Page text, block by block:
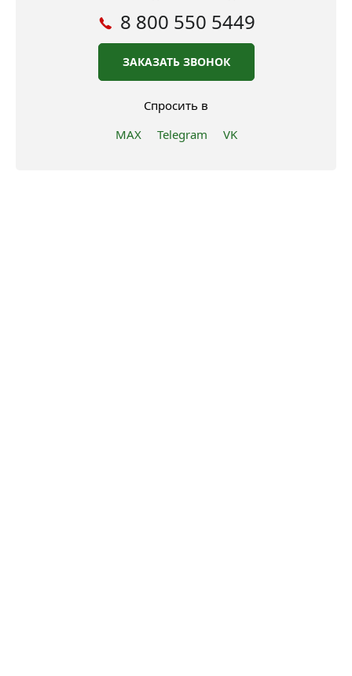
8 800 550 5449
ЗАКАЗАТЬ ЗВОНОК
Спросить в
MAX
Telegram VK